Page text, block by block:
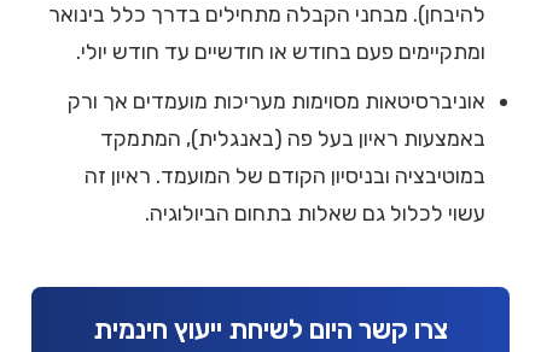
להיבחן). מבחני הקבלה מתחילים בדרך כלל בינואר
ומתקיימים פעם בחודש או חודשיים עד חודש יולי.
אוניברסיטאות מסוימות מעריכות מועמדים אך ורק
באמצעות ראיון בעל פה (באנגלית), המתמקד
במוטיבציה ובניסיון הקודם של המועמד. ראיון זה
עשוי לכלול גם שאלות בתחום הביולוגיה.
צרו קשר היום לשיחת ייעוץ חינמית